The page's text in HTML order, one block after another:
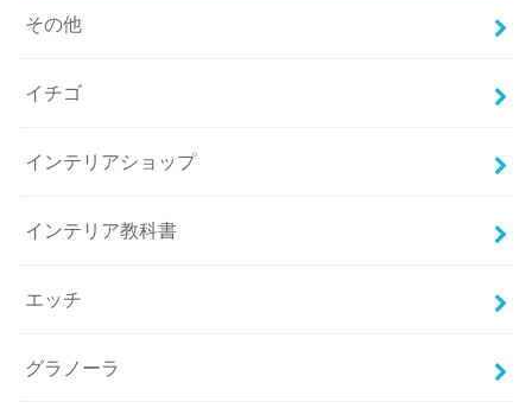
その他
イチゴ
インテリアショップ
インテリア教科書
エッチ
グラノーラ